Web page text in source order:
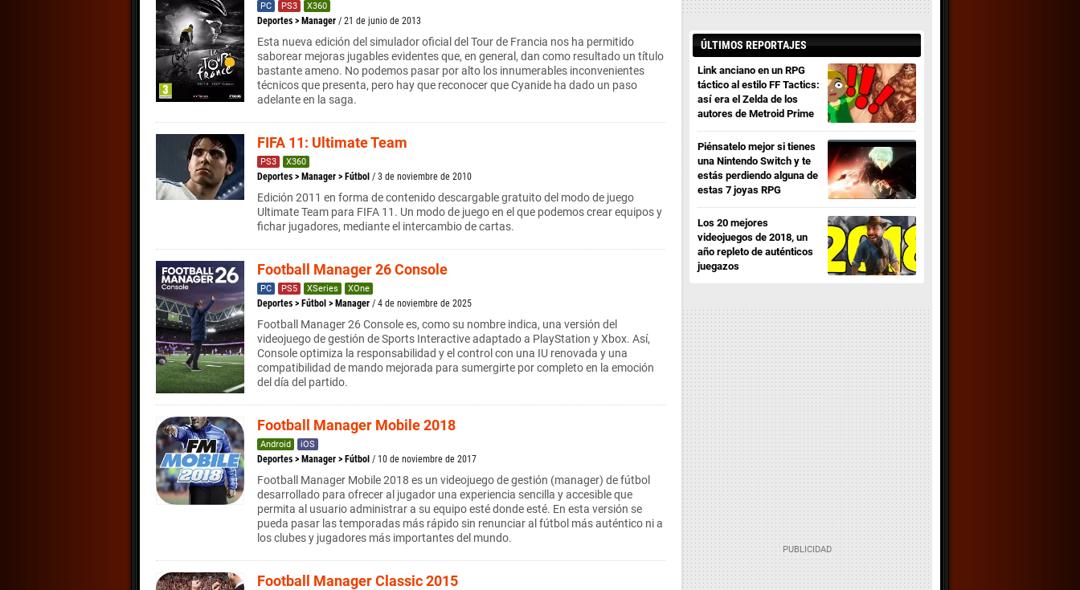
PC PS3 X360
Deportes > Manager / 21 de junio de 2013
Esta nueva edición del simulador oficial del Tour de Francia nos ha permitido
saborear mejoras jugables evidentes que, en general, dan como resultado un título
bastante ameno. No podemos pasar por alto los innumerables inconvenientes
técnicos que presenta, pero hay que reconocer que Cyanide ha dado un paso
adelante en la saga.
FIFA 11: Ultimate Team
PS3 X360
Deportes > Manager > Fútbol / 3 de noviembre de 2010
Edición 2011 en forma de contenido descargable gratuito del modo de juego
Ultimate Team para FIFA 11. Un modo de juego en el que podemos crear equipos y
fichar jugadores, mediante el intercambio de cartas.
Football Manager 26 Console
PC PS5 XSeries XOne
Deportes > Fútbol > Manager / 4 de noviembre de 2025
Football Manager 26 Console es, como su nombre indica, una versión del
videojuego de gestión de Sports Interactive adaptado a PlayStation y Xbox. Así,
Console optimiza la responsabilidad y el control con una IU renovada y una
compatibilidad de mando mejorada para sumergirte por completo en la emoción
del día del partido.
Football Manager Mobile 2018
Android iOS
Deportes > Manager > Fútbol / 10 de noviembre de 2017
Football Manager Mobile 2018 es un videojuego de gestión (manager) de fútbol
desarrollado para ofrecer al jugador una experiencia sencilla y accesible que
permita al usuario administrar a su equipo esté donde esté. En esta versión se
pueda pasar las temporadas más rápido sin renunciar al fútbol más auténtico ni a
los clubes y jugadores más importantes del mundo.
Football Manager Classic 2015
ÚLTIMOS REPORTAJES
Link anciano en un RPG
táctico al estilo FF Tactics:
así era el Zelda de los
autores de Metroid Prime
Piénsatelo mejor si tienes
una Nintendo Switch y te
estás perdiendo alguna de
estas 7 joyas RPG
Los 20 mejores
videojuegos de 2018, un
año repleto de auténticos
juegazos